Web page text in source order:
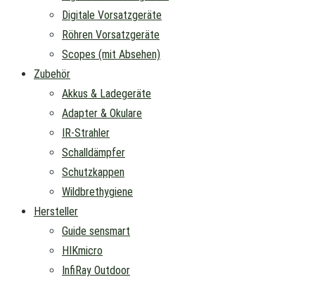
Digitale Vorsatzgeräte
Röhren Vorsatzgeräte
Scopes (mit Absehen)
Zubehör
Akkus & Ladegeräte
Adapter & Okulare
IR-Strahler
Schalldämpfer
Schutzkappen
Wildbrethygiene
Hersteller
Guide sensmart
HIKmicro
InfiRay Outdoor